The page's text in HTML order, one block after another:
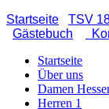
Startseite TSV
Gästebuch
Startseite
Über uns
Damen
Herren 1